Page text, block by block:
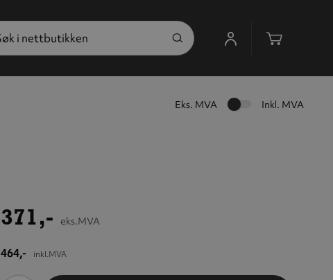
Eks. MVA Inkl. MVA
371,- eks.MVA
464,- inkl.MVA